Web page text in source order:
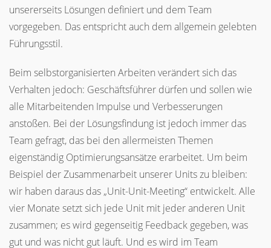
unsererseits Lösungen definiert und dem Team
vorgegeben. Das entspricht auch dem allgemein gelebten
Führungsstil.
Beim selbstorganisierten Arbeiten verändert sich das
Verhalten jedoch: Geschäftsführer dürfen und sollen wie
alle Mitarbeitenden Impulse und Verbesserungen
anstoßen. Bei der Lösungsfindung ist jedoch immer das
Team gefragt, das bei den allermeisten Themen
eigenständig Optimierungsansätze erarbeitet. Um beim
Beispiel der Zusammenarbeit unserer Units zu bleiben:
wir haben daraus das „Unit-Unit-Meeting“ entwickelt. Alle
vier Monate setzt sich jede Unit mit jeder anderen Unit
zusammen; es wird gegenseitig Feedback gegeben, was
gut und was nicht gut läuft. Und es wird im Team